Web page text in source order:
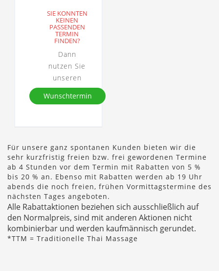
SIE KONNTEN
KEINEN
PASSENDEN
TERMIN
FINDEN?
Dann
nutzen Sie
unseren
Wunschtermin
Für unsere ganz spontanen Kunden bieten wir die
sehr kurzfristig freien bzw. frei gewordenen Termine
ab 4 Stunden vor dem Termin mit Rabatten von 5 %
bis 20 % an. Ebenso mit Rabatten werden ab 19 Uhr
abends die noch freien, frühen Vormittagstermine des
nächsten Tages angeboten.
Alle Rabattaktionen beziehen sich ausschließlich auf
den Normalpreis, sind mit anderen Aktionen nicht
kombinierbar und werden kaufmännisch gerundet.
*TTM = Traditionelle Thai Massage